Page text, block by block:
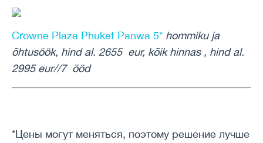
Crowne Plaza Phuket Panwa 5* hommiku ja
õhtusöök, hind al. 2655 eur, kõik hinnas , hind al.
2995 eur//7 ööd
*Цены могут меняться, поэтому решение лучше